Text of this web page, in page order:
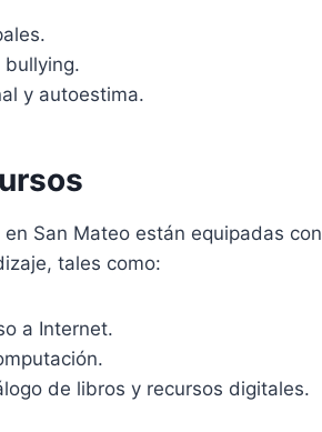
bullying.
y autoestima.
San Mateo están equipadas con
tales como:
a Internet.
de libros y recursos digitales.